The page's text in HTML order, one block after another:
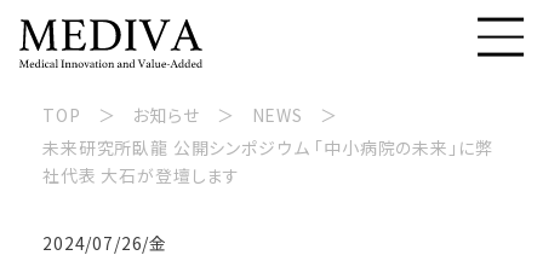
TOP お知らせ
NEWS
未来研究所臥龍 公開シンポジウム 「中小病院の未来」に弊
社代表 大石が登壇します
2024/07/26/金